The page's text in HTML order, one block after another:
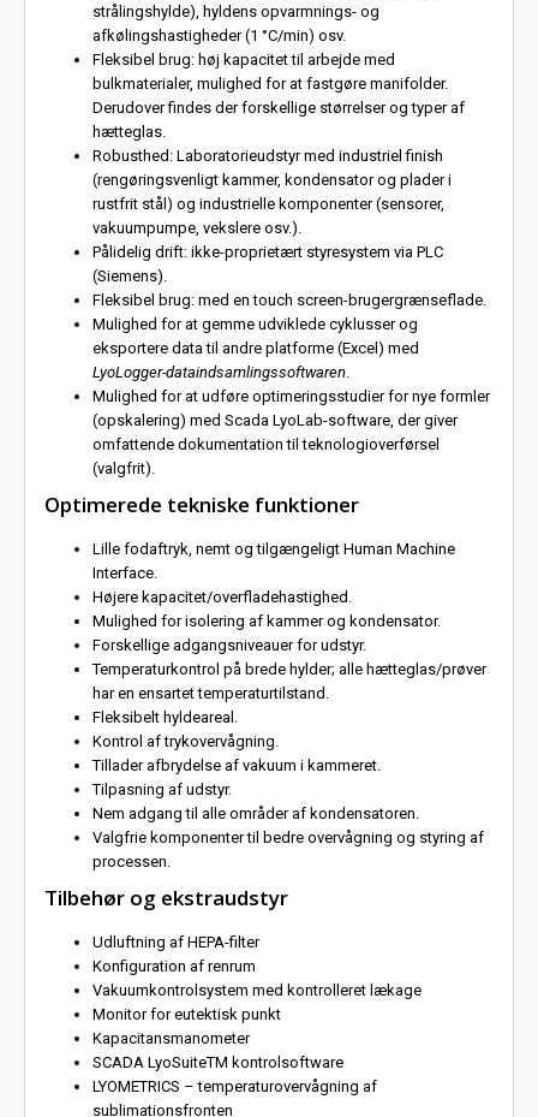
strålingshylde), hyldens opvarmnings- og
afkølingshastigheder (1 °C/min) osv.
Fleksibel brug: høj kapacitet til arbejde med
bulkmaterialer, mulighed for at fastgøre manifolder.
Derudover findes der forskellige størrelser og typer af
hætteglas.
Robusthed: Laboratorieudstyr med industriel finish
(rengøringsvenligt kammer, kondensator og plader i
rustfrit stål) og industrielle komponenter (sensorer,
vakuumpumpe, vekslere osv.).
Pålidelig drift: ikke-proprietært styresystem via PLC
(Siemens).
Fleksibel brug: med en touch screen-brugergrænseflade.
Mulighed for at gemme udviklede cyklusser og
eksportere data til andre platforme (Excel) med
LyoLogger-dataindsamlingssoftwaren
Mulighed for at udføre optimeringsstudier for nye formler
(opskalering) med Scada LyoLab-software, der giver
omfattende dokumentation til teknologioverførsel
(valgfrit).
Optimerede tekniske funktioner
Lille fodaftryk, nemt og tilgængeligt Human Machine
Interface.
Højere kapacitet/overfladehastighed.
Mulighed for isolering af kammer og kondensator.
Forskellige adgangsniveauer for udstyr.
Temperaturkontrol på brede hylder; alle hætteglas/prøver
har en ensartet temperaturtilstand.
Fleksibelt hyldeareal.
Kontrol af trykovervågning.
Tillader afbrydelse af vakuum i kammeret.
Tilpasning af udstyr.
Nem adgang til alle områder af kondensatoren.
Valgfrie komponenter til bedre overvågning og styring af
processen.
Tilbehør og ekstraudstyr
Udluftning af HEPA-filter
Konfiguration af renrum
Vakuumkontrolsystem med kontrolleret lækage
Monitor for eutektisk punkt
Kapacitansmanometer
SCADA LyoSuiteTM kontrolsoftware
LYOMETRICS – temperaturovervågning af
sublimationsfronten